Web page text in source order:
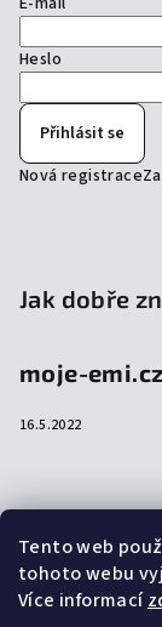
Tento web
tohoto webu
Více informací
Heslo
Přihlásit se
Nová registrace
Jak dobře
moje-emi.cz
16.5.2022
Přijímáme